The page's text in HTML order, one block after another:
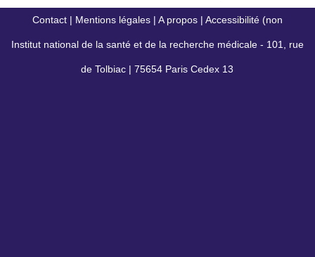
Contact | Mentions légales | A propos | Accessibilité (non
conforme)
Institut national de la santé et de la recherche médicale - 101, rue
de Tolbiac | 75654 Paris Cedex 13